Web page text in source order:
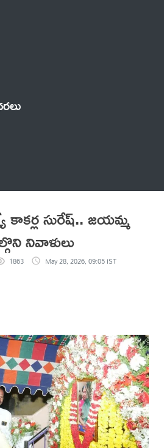
సురేష్‌.. జయమ్మ
నివాళులు
1863 May 28, 2026, 09:05 IST